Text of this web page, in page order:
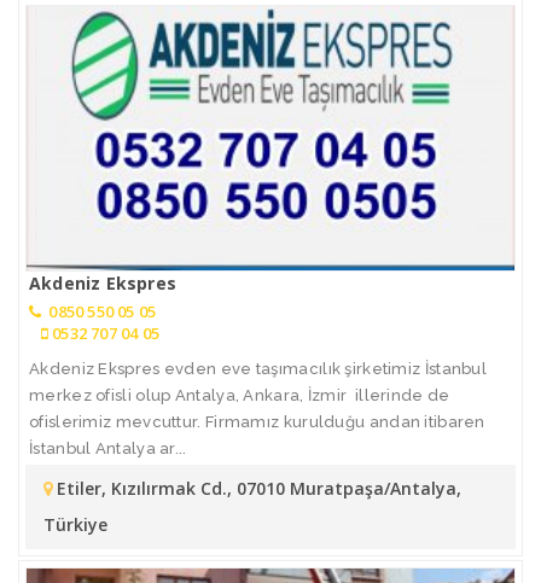
Akdeniz Ekspres
0850 550 05 05
0532 707 04 05
Akdeniz Ekspres evden eve taşımacılık şirketimiz İstanbul
merkez ofisli olup Antalya, Ankara, İzmir illerinde de
ofislerimiz mevcuttur. Firmamız kurulduğu andan itibaren
İstanbul Antalya ar...
Etiler, Kızılırmak Cd., 07010 Muratpaşa/Antalya,
Türkiye